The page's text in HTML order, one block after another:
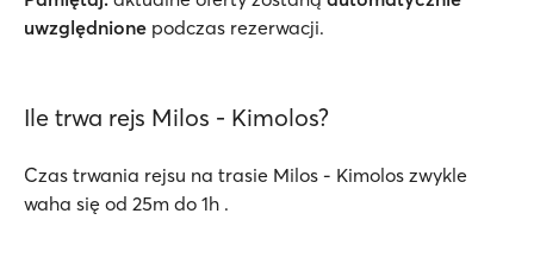
uwzględnione podczas rezerwacji.
Ile trwa rejs Milos - Kimolos?
Czas trwania rejsu na trasie Milos - Kimolos zwykle
waha się od 25m do 1h .